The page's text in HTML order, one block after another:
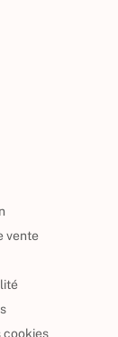
vente
cookies